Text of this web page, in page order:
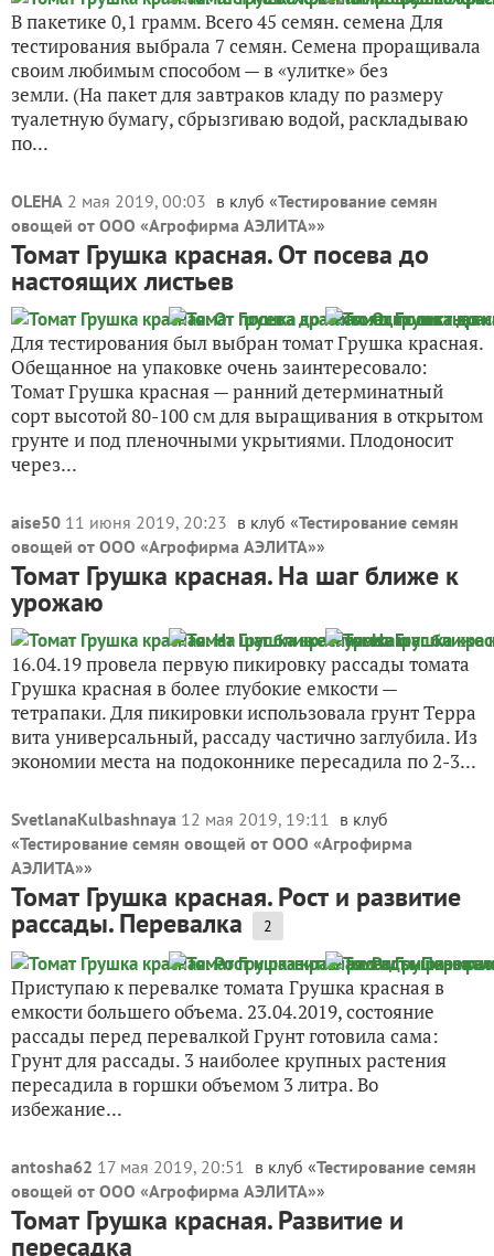
В пакетике 0,1 грамм. Всего 45 семян. семена Для
тестирования выбрала 7 семян. Семена проращивала
своим любимым способом — в «улитке» без
земли. (На пакет для завтраков кладу по размеру
туалетную бумагу, сбрызгиваю водой, раскладываю
по...
OLEHA 2 мая 2019, 00:03 в клуб «Тестирование семян
овощей от ООО «Агрофирма АЭЛИТА»»
Томат Грушка красная. От посева до
настоящих листьев
Для тестирования был выбран томат Грушка красная.
Обещанное на упаковке очень заинтересовало:
Томат Грушка красная — ранний детерминатный
сорт высотой 80-100 см для выращивания в открытом
грунте и под пленочными укрытиями. Плодоносит
через...
aise50 11 июня 2019, 20:23 в клуб «Тестирование семян
овощей от ООО «Агрофирма АЭЛИТА»»
Томат Грушка красная. На шаг ближе к
урожаю
16.04.19 провела первую пикировку рассады томата
Грушка красная в более глубокие емкости —
тетрапаки. Для пикировки использовала грунт Терра
вита универсальный, рассаду частично заглубила. Из
экономии места на подоконнике пересадила по 2-3...
SvetlanaKulbashnaya 12 мая 2019, 19:11 в клуб
«Тестирование семян овощей от ООО «Агрофирма
АЭЛИТА»»
Томат Грушка красная. Рост и развитие
рассады. Перевалка 2
Приступаю к перевалке томата Грушка красная в
емкости большего объема. 23.04.2019, состояние
рассады перед перевалкой Грунт готовила сама:
Грунт для рассады. 3 наиболее крупных растения
пересадила в горшки объемом 3 литра. Во
избежание...
antosha62 17 мая 2019, 20:51 в клуб «Тестирование семян
овощей от ООО «Агрофирма АЭЛИТА»»
Томат Грушка красная. Развитие и
пересадка